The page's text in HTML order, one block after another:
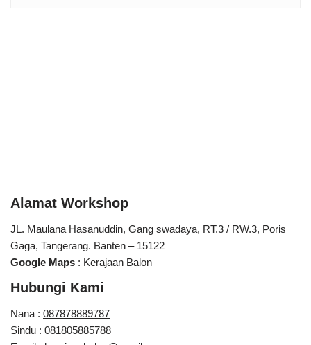
Alamat Workshop
JL. Maulana Hasanuddin, Gang swadaya, RT.3 / RW.3, Poris
Gaga, Tangerang. Banten – 15122
Google Maps : Kerajaan Balon
Hubungi Kami
Nana : 087878889787
Sindu : 081805885788